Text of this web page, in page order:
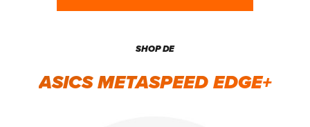
SHOP DE
ASICS METASPEED EDGE+